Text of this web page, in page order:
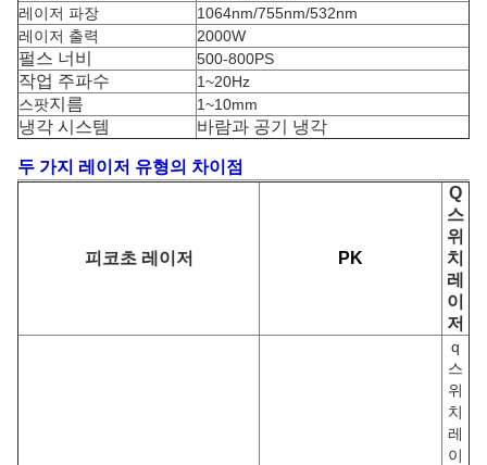
레이저 파장
1064nm/755nm/532nm
레이저 출력
2000W
펄스 너비 500-800PS
작업 주파수
1~20Hz
스팟지름 1~10mm
냉각 시스템 바람과 공기 냉각
두 가지 레이저 유형의 차이점
피코초 레이저 PK
Q
스
위
치
레
이
저
q
스
위
치
레
이